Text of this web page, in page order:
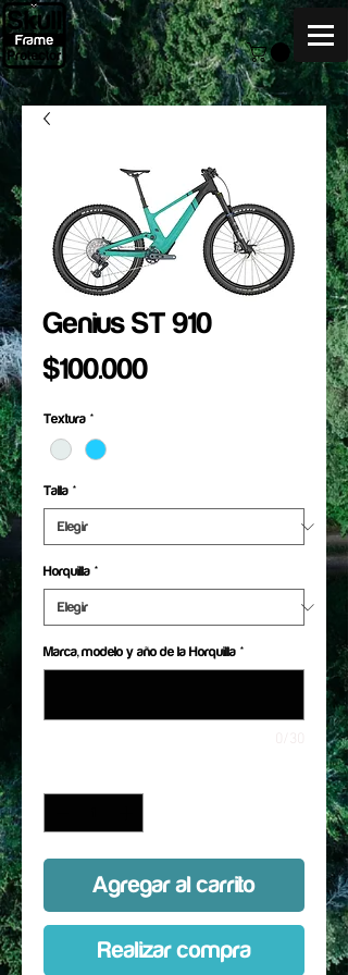
Genius ST 910
$100.000Precio
Textura *
Talla *
Horquilla *
Marca, modelo y año de la Horquilla *
Agregar al carrito
Realizar compra